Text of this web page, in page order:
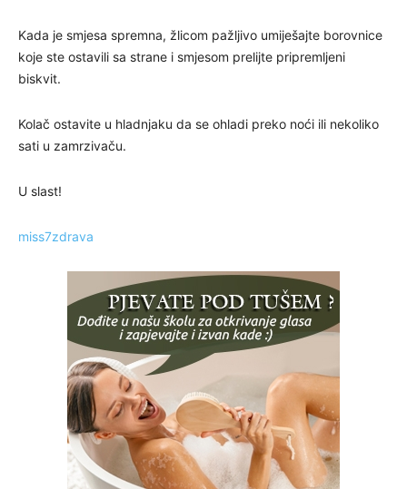
Kada je smjesa spremna, žlicom pažljivo umiješajte borovnice
koje ste ostavili sa strane i smjesom prelijte pripremljeni
biskvit.
Kolač ostavite u hladnjaku da se ohladi preko noći ili nekoliko
sati u zamrzivaču.
U slast!
miss7zdrava